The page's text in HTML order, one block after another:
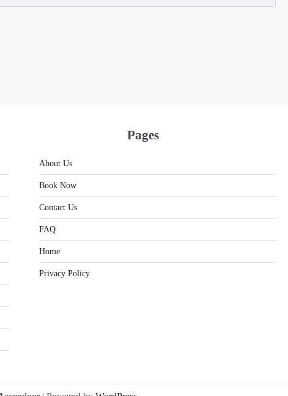
Pages
About Us
Book Now
Contact Us
FAQ
Home
Privacy Policy